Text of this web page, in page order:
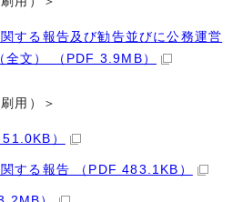
する報告及び勧告並びに公務運営
全文） （PDF 3.9MB）
用）＞
）
する報告 （PDF 483.1KB）